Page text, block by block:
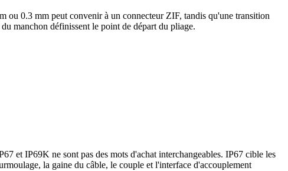
ou 0.3 mm peut convenir à un connecteur ZIF, tandis qu'une transition
manchon définissent le point de départ du pliage.
et IP69K ne sont pas des mots d'achat interchangeables. IP67 cible les
la gaine du câble, le couple et l'interface d'accouplement